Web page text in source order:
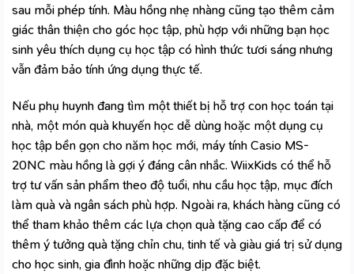
sau mỗi phép tính. Màu hồng nhẹ nhàng cũng tạo thêm cảm
giác thân thiện cho góc học tập, phù hợp với những bạn học
sinh yêu thích dụng cụ học tập có hình thức tươi sáng nhưng
vẫn đảm bảo tính ứng dụng thực tế.
Nếu phụ huynh đang tìm một thiết bị hỗ trợ con học toán tại
nhà, một món quà khuyến học dễ dùng hoặc một dụng cụ
học tập bền gọn cho năm học mới, máy tính Casio MS-
20NC màu hồng là gợi ý đáng cân nhắc. WiixKids có thể hỗ
trợ tư vấn sản phẩm theo độ tuổi, nhu cầu học tập, mục đích
làm quà và ngân sách phù hợp. Ngoài ra, khách hàng cũng có
thể tham khảo thêm các lựa chọnquà tặng cao cấpđể có
thêm ý tưởng quà tặng chỉn chu, tinh tế và giàu giá trị sử dụng
cho học sinh, gia đình hoặc những dịp đặc biệt.